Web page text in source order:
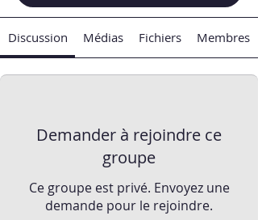
Discussion Médias Fichiers Membres
Demander à rejoindre ce
groupe
Ce groupe est privé. Envoyez une
demande pour le rejoindre.